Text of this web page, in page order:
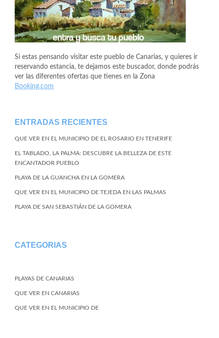
Si estas pensando visitar este pueblo de Canarias, y quieres ir
reservando estancia, te dejamos este buscador, donde podrás
ver las diferentes ofertas que tienes en la Zona
Booking.com
ENTRADAS RECIENTES
QUE VER EN EL MUNICIPIO DE EL ROSARIO EN TENERIFE
EL TABLADO, LA PALMA: DESCUBRE LA BELLEZA DE ESTE
ENCANTADOR PUEBLO
PLAYA DE LA GUANCHA EN LA GOMERA
QUE VER EN EL MUNICIPIO DE TEJEDA EN LAS PALMAS
PLAYA DE SAN SEBASTIÁN DE LA GOMERA
CATEGORIAS
PLAYAS DE CANARIAS
QUE VER EN CANARIAS
QUE VER EN EL MUNICIPIO DE